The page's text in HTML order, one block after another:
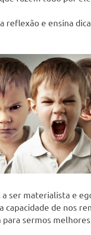
e ensina
ser materialista e
de nos
sermos